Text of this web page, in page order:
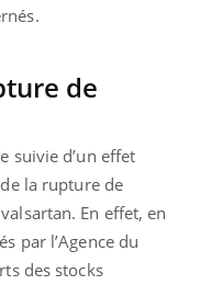
de
suivie d’un effet
la rupture de
En effet, en
par l’Agence du
des stocks